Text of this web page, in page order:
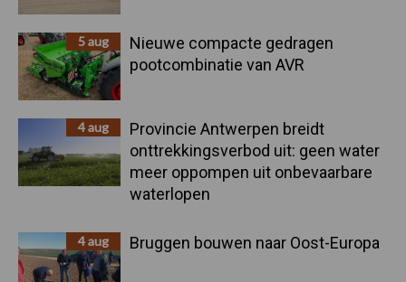
5 aug
Nieuwe compacte gedragen
pootcombinatie van AVR
4 aug
Provincie Antwerpen breidt
onttrekkingsverbod uit: geen water
meer oppompen uit onbevaarbare
waterlopen
4 aug Bruggen bouwen naar Oost-Europa